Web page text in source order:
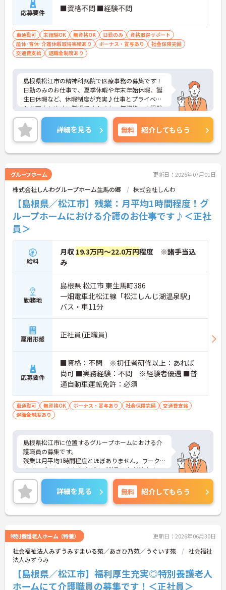
応募要件 ■資格不問 ■経験不問
車通勤可 未経験OK 無資格OK 日勤のみ
資格取得サポート
産休･育休･介護休暇取得実績あり
ボーナス・賞与あり
社会保険完備
交通費支給
退職金制度あり
島根県松江市の精神科病院で医療事務の募集です！
日勤のみのお仕事で、夏季休暇や年末年始休暇、誕
生日休暇など、休暇制度が充実♪仕事とプライベー
トを両立しやすい職場です！また、無資格・未経験
の方でも応募可能なので、これから介護業界に挑戦
したいという方にピッタリの職場です◎ご興味のあ
る方は面接ポイントをお伝えしますので、お気軽に
ご連絡ください！
詳細を見る 無料 紹介してもらう
グループホーム 更新日：2026年07月01日
株式会社しんわグループホーム生馬の郷 株式会社しんわ
【島根県／松江市】残業：月平均1時間程度！グ
ループホームにおける介護のお仕事です♪＜正社
員＞
給料
月収 19.3万円～22.0万円程度 ※諸手当込
み
勤務地
島根県 松江市 東生馬町386
一畑電車北松江線「松江しんじ湖温泉駅」
バス・車11分
雇用形態 正社員(正職員)
応募要件
■資格：不問 ※初任者研修以上：あれば
尚可 ■実務経験：不問 ※経験者優遇 ■普
通自動車運転免許：必須
車通勤可 無資格OK ボーナス・賞与あり 社会保険完備
交通費支給
退職金制度あり
島根県松江市に位置するグループホームにおける介
護職員の募集です。
残業は月平均1時間程度とほぼありません。ワーク
ライフバランスを保ちながらご勤務いただけます。
また、育児休業や介護休業の取得実績があり、ライ
フステージが変化しても働ける職場環境です。
ご興味のある方には、面接対策ポイントなど、さら
に詳細をご案内しますのでお気軽にご相談くださ
い！
詳細を見る 無料 紹介してもらう
特別養護老人ホーム（特養） 更新日：2026年06月30日
社会福祉法人みずうみすまいる苑／あさひ乃苑／うぐいす苑
社会福祉
法人みずうみ
【島根県／松江市】福利厚生充実◎特別養護老人
ホームにて介護職員の募集です！＜正社員＞